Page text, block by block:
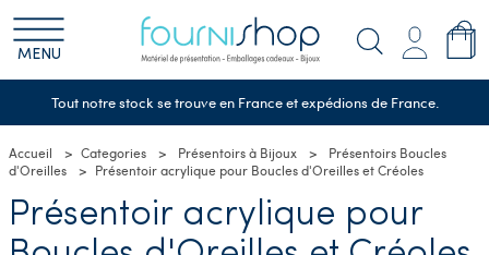
MENU
Tout notre stock se trouve en France et expédions de France.
Accueil Categories Présentoirs à Bijoux
Présentoirs Boucles
d'Oreilles
Présentoir acrylique pour Boucles d'Oreilles et Créoles
Présentoir acrylique pour